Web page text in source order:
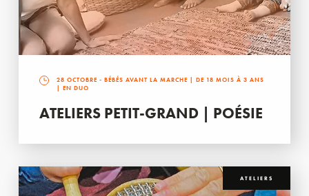
28 OCTOBRE - BÉBÉS AVANT LA MARCHE | DE 18 MOIS À 3 ANS
| EN DUO
ATELIERS PETIT-GRAND | POÉSIE
ATELIERS